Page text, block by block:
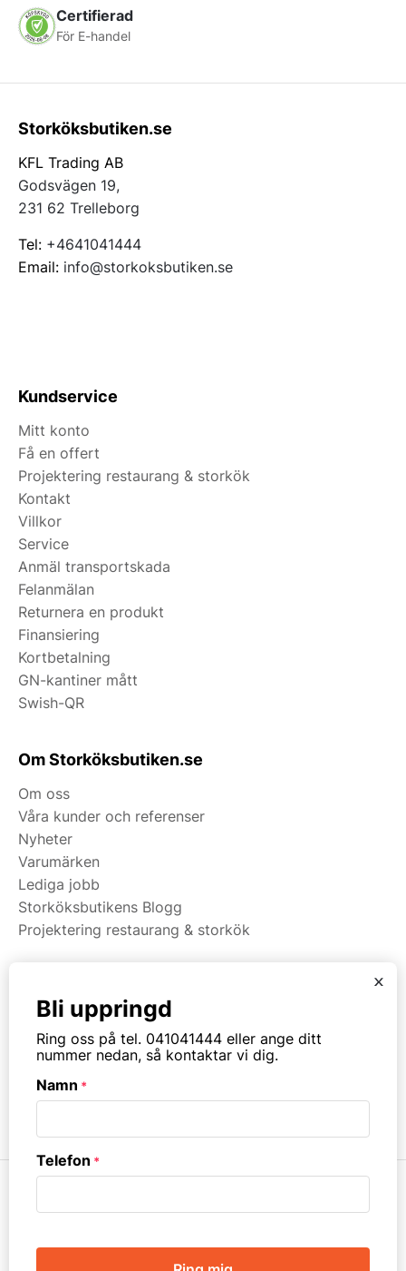
Certifierad
För E-handel
Storköksbutiken.se
KFL Trading AB
Godsvägen 19,
231 62 Trelleborg
Tel: +4641041444
Email: info@storkoksbutiken.se
Kundservice
Mitt konto
Få en offert
Projektering restaurang & storkök
Kontakt
Villkor
Service
Anmäl transportskada
Felanmälan
Returnera en produkt
Finansiering
Kortbetalning
GN-kantiner mått
Swish-QR
Om Storköksbutiken.se
Om oss
Våra kunder och referenser
Nyheter
Varumärken
Lediga jobb
Storköksbutikens Blogg
Projektering restaurang & storkök
Restaurangmaskiner
Kök & Matsal
Köksinredning & Rostfritt
Restaurangmöbler
x
Bli uppringd
Ring oss på tel. 041041444 eller ange ditt
nummer nedan, så kontaktar vi dig.
Namn *
Telefon *